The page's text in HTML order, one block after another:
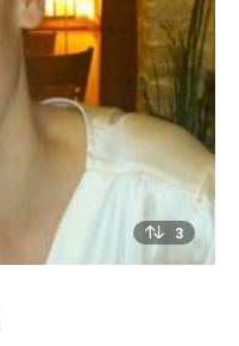
3